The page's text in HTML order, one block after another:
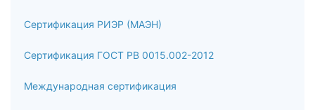
Сертификация РИЭР (МАЭН)
Сертификация ГОСТ РВ 0015.002-2012
Международная сертификация